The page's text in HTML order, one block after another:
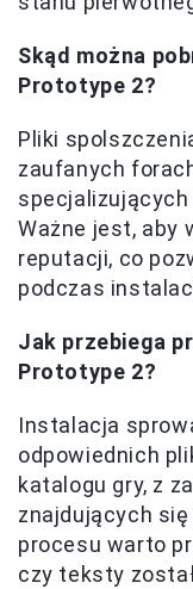
Skąd można
Prototype 2?
Pliki
zaufanych
specjalizujących
Ważne jest, aby
reputacji, co
podczas
Jak przebiega
Prototype 2?
Instalacja
odpowiednich
katalogu gry, z
znajdujących
procesu warto
czy teksty